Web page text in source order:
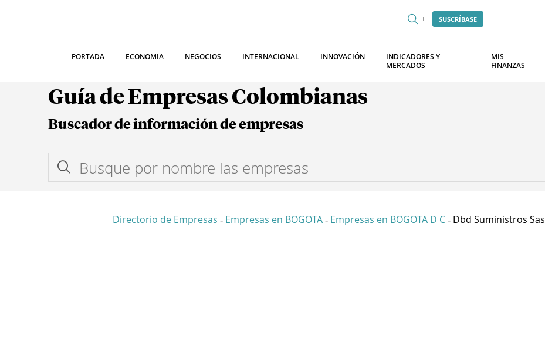
SUSCRÍBASE
PORTADA ECONOMIA NEGOCIOS INTERNACIONAL INNOVACIÓN
INDICADORES Y
MERCADOS
MIS
FINANZAS
Guía de Empresas Colombianas
Buscador de información de empresas
Directorio de Empresas - Empresas en BOGOTA - Empresas en BOGOTA D C - Dbd Suministros Sas